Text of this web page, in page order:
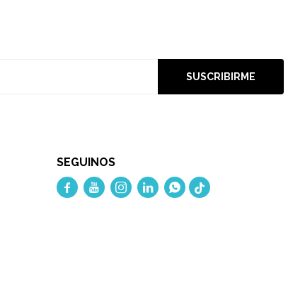
SUSCRIBIRME
SEGUINOS
    